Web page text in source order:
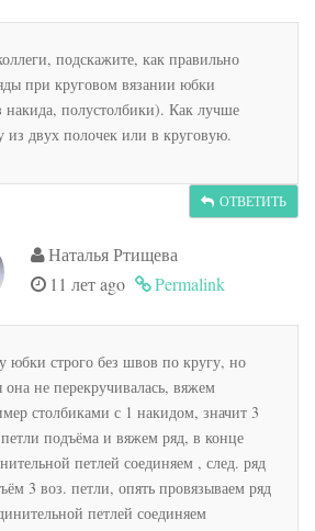
подскажите, как правильно
при круговом вязании юбки
накида, полустолбики). Как лучше
из двух полочек или в круговую.
ОТВЕТИТЬ
Наталья Ртищева
11 лет ago
Permalink
юбки строго без швов по кругу, но
она не перекручивалась, вяжем
столбиками с 1 накидом, значит 3
подъёма и вяжем ряд, в конце
петлей соединяем , след. ряд
3 воз. петли, опять провязываем ряд
петлей соединяем